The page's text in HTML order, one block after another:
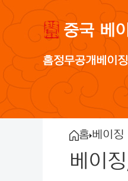
중국 베
홈정무공개베이
홈 베이징
베이